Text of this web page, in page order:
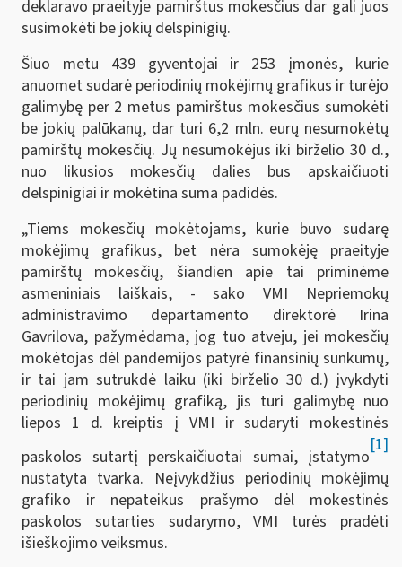
deklaravo praeityje pamirštus mokesčius dar gali juos
susimokėti be jokių delspinigių.
Šiuo metu 439 gyventojai ir 253 įmonės, kurie
anuomet sudarė periodinių mokėjimų grafikus ir turėjo
galimybę per 2 metus pamirštus mokesčius sumokėti
be jokių palūkanų, dar turi 6,2 mln. eurų nesumokėtų
pamirštų mokesčių. Jų nesumokėjus iki birželio 30 d.,
nuo likusios mokesčių dalies bus apskaičiuoti
delspinigiai ir mokėtina suma padidės.
„Tiems mokesčių mokėtojams, kurie buvo sudarę
mokėjimų grafikus, bet nėra sumokėję praeityje
pamirštų mokesčių, šiandien apie tai priminėme
asmeniniais laiškais, - sako VMI Nepriemokų
administravimo departamento direktorė Irina
Gavrilova, pažymėdama, jog tuo atveju, jei mokesčių
mokėtojas dėl pandemijos patyrė finansinių sunkumų,
ir tai jam sutrukdė laiku (iki birželio 30 d.) įvykdyti
periodinių mokėjimų grafiką, jis turi galimybę nuo
liepos 1 d. kreiptis į VMI ir sudaryti mokestinės
paskolos sutartį perskaičiuotai sumai, įstatymo
[1]
nustatyta tvarka. Neįvykdžius periodinių mokėjimų
grafiko ir nepateikus prašymo dėl mokestinės
paskolos sutarties sudarymo, VMI turės pradėti
išieškojimo veiksmus.